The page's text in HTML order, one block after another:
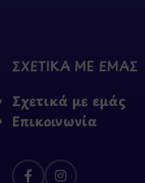
ΣΧΕΤΙΚΑ ΜΕ ΕΜΑΣ
Σχετικά με εμάς
Επικοινωνία